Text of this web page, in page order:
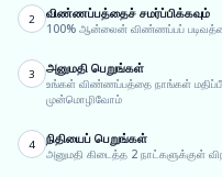
2 விண்ணப்பத்தைச் சமர்ப்பிக்கவும்
100% ஆன்லைன் விண்ணப்பப்
3 அனுமதி பெறுங்கள்
உங்கள் விண்ணப்பத்தை நாங்கள்
முன்மொழிவோம்
4 நிதியைப் பெறுங்கள்
அனுமதி கிடைத்த 2 நாட்களுக்குள்